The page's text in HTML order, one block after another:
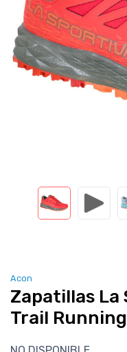
Acon
Zapatillas La
Trail